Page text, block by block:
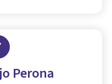
Perona